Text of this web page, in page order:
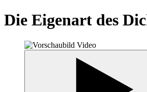
Die Eigenart des